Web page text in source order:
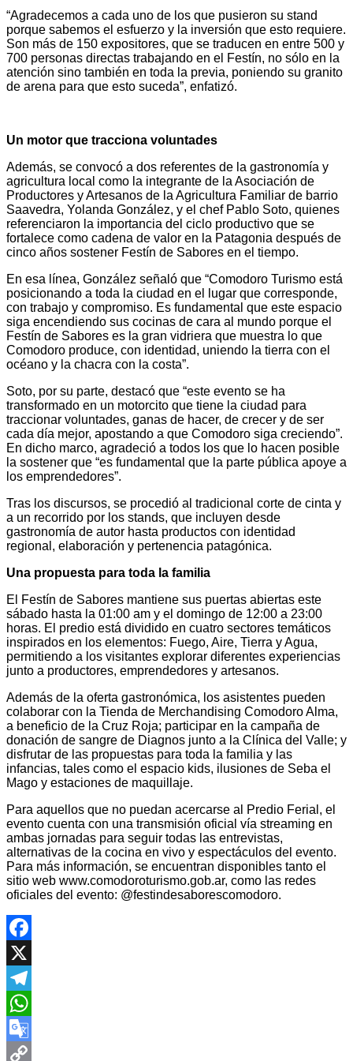
“Agradecemos a cada uno de los que pusieron su stand
porque sabemos el esfuerzo y la inversión que esto requiere.
Son más de 150 expositores, que se traducen en entre 500 y
700 personas directas trabajando en el Festín, no sólo en la
atención sino también en toda la previa, poniendo su granito
de arena para que esto suceda”, enfatizó.
Un motor que tracciona voluntades
Además, se convocó a dos referentes de la gastronomía y
agricultura local como la integrante de la Asociación de
Productores y Artesanos de la Agricultura Familiar de barrio
Saavedra, Yolanda González, y el chef Pablo Soto, quienes
referenciaron la importancia del ciclo productivo que se
fortalece como cadena de valor en la Patagonia después de
cinco años sostener Festín de Sabores en el tiempo.
En esa línea, González señaló que “Comodoro Turismo está
posicionando a toda la ciudad en el lugar que corresponde,
con trabajo y compromiso. Es fundamental que este espacio
siga encendiendo sus cocinas de cara al mundo porque el
Festín de Sabores es la gran vidriera que muestra lo que
Comodoro produce, con identidad, uniendo la tierra con el
océano y la chacra con la costa”.
Soto, por su parte, destacó que “este evento se ha
transformado en un motorcito que tiene la ciudad para
traccionar voluntades, ganas de hacer, de crecer y de ser
cada día mejor, apostando a que Comodoro siga creciendo”.
En dicho marco, agradeció a todos los que lo hacen posible
la sostener que “es fundamental que la parte pública apoye a
los emprendedores”.
Tras los discursos, se procedió al tradicional corte de cinta y
a un recorrido por los stands, que incluyen desde
gastronomía de autor hasta productos con identidad
regional, elaboración y pertenencia patagónica.
Una propuesta para toda la familia
El Festín de Sabores mantiene sus puertas abiertas este
sábado hasta la 01:00 am y el domingo de 12:00 a 23:00
horas. El predio está dividido en cuatro sectores temáticos
inspirados en los elementos: Fuego, Aire, Tierra y Agua,
permitiendo a los visitantes explorar diferentes experiencias
junto a productores, emprendedores y artesanos.
Además de la oferta gastronómica, los asistentes pueden
colaborar con la Tienda de Merchandising Comodoro Alma,
a beneficio de la Cruz Roja; participar en la campaña de
donación de sangre de Diagnos junto a la Clínica del Valle; y
disfrutar de las propuestas para toda la familia y las
infancias, tales como el espacio kids, ilusiones de Seba el
Mago y estaciones de maquillaje.
Para aquellos que no puedan acercarse al Predio Ferial, el
evento cuenta con una transmisión oficial vía streaming en
ambas jornadas para seguir todas las entrevistas,
alternativas de la cocina en vivo y espectáculos del evento.
Para más información, se encuentran disponibles tanto el
sitio web www.comodoroturismo.gob.ar, como las redes
oficiales del evento: @festindesaborescomodoro.
Facebook
X
Telegram
WhatsApp
Google